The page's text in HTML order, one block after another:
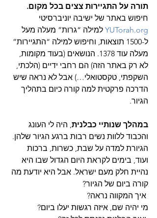
תורה על התגיירות צצים בכל מקום.
חיפוש באתר של ישיבה יוניברסיטי
YUTorah.org למילה “גרות” מעלה מעל
ל-1500 תוצאות, וחיפוש למילה “התגיירות”
מעלה עוד 1378. הנושאים (בעוד מקומות,
לא רק באתר הזה) הם רחבי ידיים (הלכתי,
השקפתי, טקסטואלי…) אבל לא נראה שיש
הדרכה פרקטית למה קורה כיום בתהליך
הגיור.
במהלך שנותיי כבלנית, היה לי העונג
והכבוד ללוות נשים רבות ברגע הגיור שלהן.
הגיורת למדה על שבת, כשרות, ברכות
ועוד, בימים לקראת היום הגדול שבו היא
נהיית חלק מעם ישראל. אבל היא יודעת מה
קורה ביום של הגיור?
מי יהיה שם, איזה רגשות יעלו ביום?